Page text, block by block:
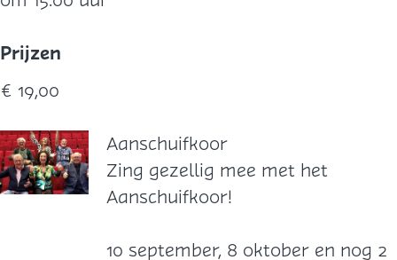
Prijzen
€ 19,00
Aanschuifkoor
A
a
s
Zing gezellig mee met het
Aanschuifkoor!
10 september, 8 oktober en nog 2